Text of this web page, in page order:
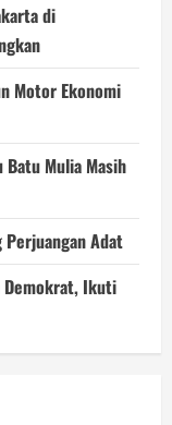
di
Motor Ekonomi
Batu Mulia Masih
Perjuangan Adat
Demokrat, Ikuti